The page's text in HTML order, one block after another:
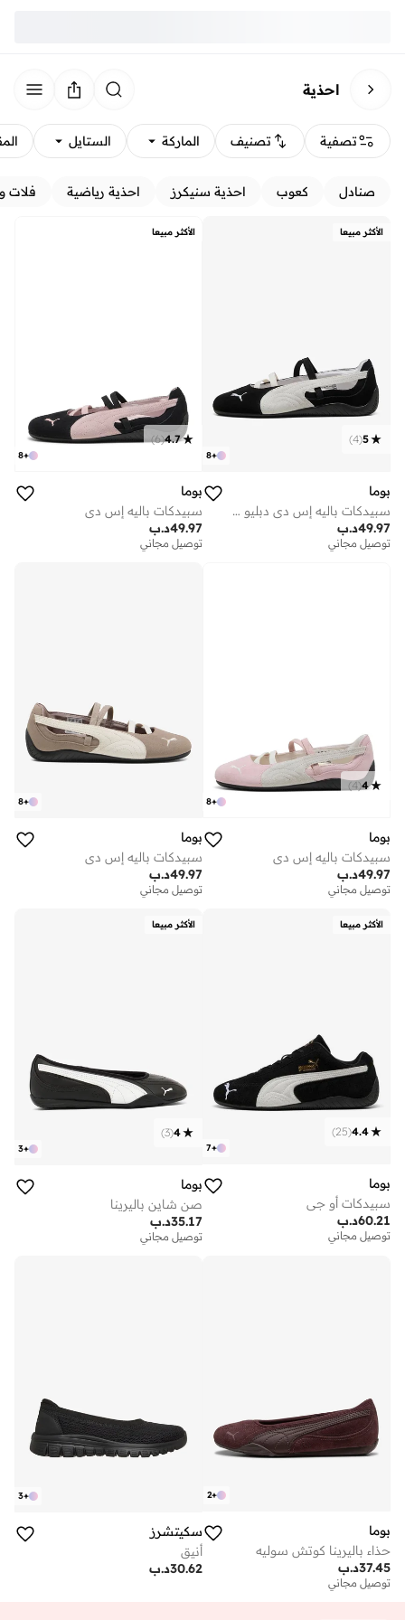
احذية
تصفية تصنيف الماركة الستايل
صنادل كعوب احذية سنيكرز احذية رياضية فلات
الأكثر مبيعا
+
8
5
(
4
)
بوما
سبيدكات باليه إس دي دبليو إن إس
د.ب49.97
توصيل مجاني
الأكثر مبيعا
+
8
4.7
(
6
)
بوما
سبيدكات باليه إس دي
د.ب49.97
توصيل مجاني
+
8
4
(
4
)
بوما
سبيدكات باليه إس دي
د.ب49.97
توصيل مجاني
+
8
بوما
سبيدكات باليه إس دي
د.ب49.97
توصيل مجاني
الأكثر مبيعا
+
7
4.4
(
25
)
بوما
سبيدكات أو جي
د.ب60.21
توصيل مجاني
الأكثر مبيعا
+
3
4
(
3
)
بوما
صن شاين باليرينا
د.ب35.17
توصيل مجاني
+
2
بوما
حذاء باليرينا كوتش سوليه
د.ب37.45
توصيل مجاني
+
3
سكيتشرز
أنيق
د.ب30.62